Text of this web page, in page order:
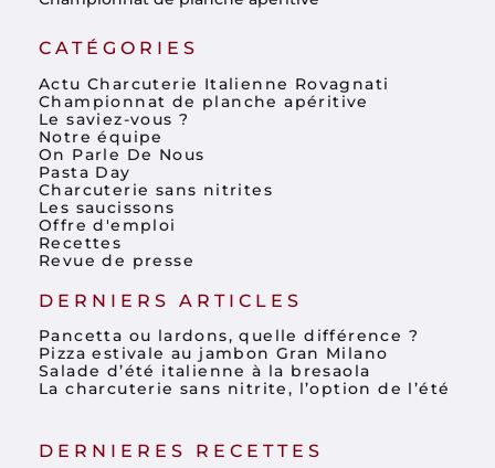
CATÉGORIES
Actu Charcuterie Italienne Rovagnati
Championnat de planche apéritive
Le saviez-vous ?
Notre équipe
On Parle De Nous
Pasta Day
Charcuterie sans nitrites
Les saucissons
Offre d'emploi
Recettes
Revue de presse
DERNIERS ARTICLES
Pancetta ou lardons, quelle différence ?
Pizza estivale au jambon Gran Milano
Salade d’été italienne à la bresaola
La charcuterie sans nitrite, l’option de l’été
DERNIERES RECETTES